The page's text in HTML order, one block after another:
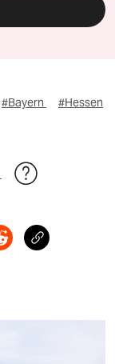
#Bayern
#Hessen